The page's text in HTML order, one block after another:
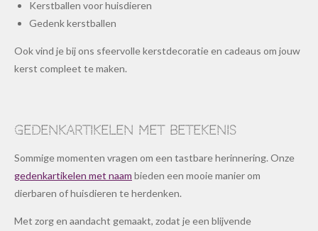
Kerstballen voor huisdieren
Gedenk kerstballen
Ook vind je bij ons sfeervolle kerstdecoratie en cadeaus om jouw
kerst compleet te maken.
Gedenkartikelen met betekenis
Sommige momenten vragen om een tastbare herinnering. Onze
gedenkartikelen met naam bieden een mooie manier om
dierbaren of huisdieren te herdenken.
Met zorg en aandacht gemaakt, zodat je een blijvende